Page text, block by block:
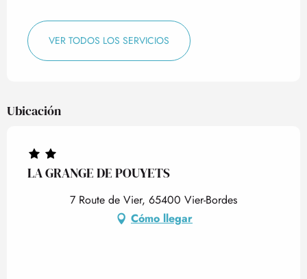
VER TODOS LOS SERVICIOS
Ubicación
LA GRANGE DE POUYETS
7 Route de Vier, 65400 Vier-Bordes
Cómo llegar